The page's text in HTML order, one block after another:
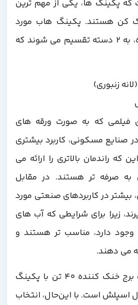
پکینگ ها، یکی از مهم ترین
هستند. پکینگ هاب مورد
استفاده در دستگاه، به 2 دسته تقسیم می شوند که
زنبوری)
که به صورت ورقه های
مسکونی، کاربرد بیشتری
که راندمان بالاتری را ارائه می
صرفه تر هستند. در مقابل
در کاربردهای صنعتی مورد
زیرا برای شرایطی که آب های
دارد، مناسب تر هستند و
دهند.
در حالت کلی، قیمت برج خنک کننده 40 تن با پکینگ
است. با این‌حال، انتخاب